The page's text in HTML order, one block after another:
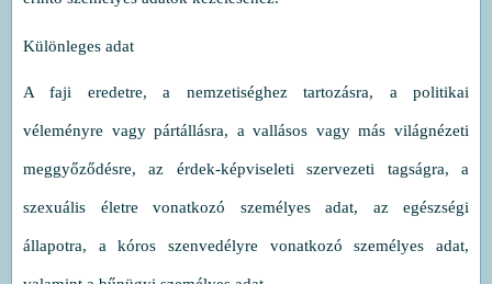
Különleges adat
A faji eredetre, a nemzetiséghez tartozásra, a politikai
véleményre vagy pártállásra, a vallásos vagy más világnézeti
meggyőződésre, az érdek-képviseleti szervezeti tagságra, a
szexuális életre vonatkozó személyes adat, az egészségi
állapotra, a kóros szenvedélyre vonatkozó személyes adat,